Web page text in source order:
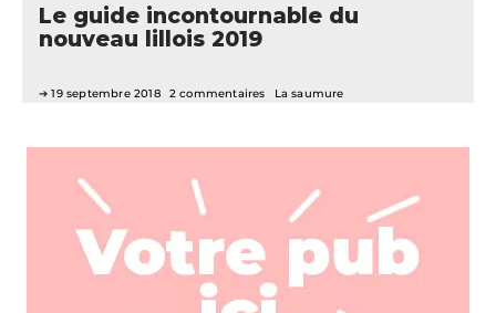
Le guide incontournable du
nouveau lillois 2019
19 septembre 2018 2 commentaires La saumure